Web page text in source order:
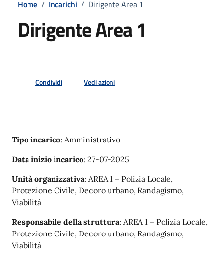
Home / Incarichi / Dirigente Area 1
Dirigente Area 1
Condividi Vedi azioni
Tipo incarico: Amministrativo
Data inizio incarico: 27-07-2025
Unità organizzativa: AREA 1 – Polizia Locale,
Protezione Civile, Decoro urbano, Randagismo,
Viabilità
Responsabile della struttura: AREA 1 – Polizia Locale,
Protezione Civile, Decoro urbano, Randagismo,
Viabilità